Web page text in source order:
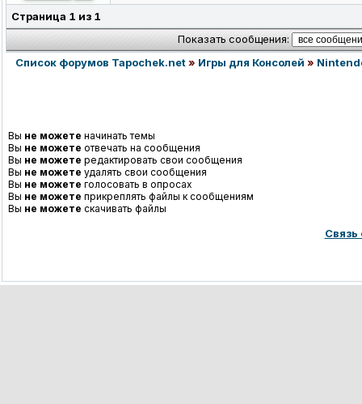
Страница 1 из 1
Показать сообщения:
Список форумов Tapochek.net» Игры для Консолей »
Вы не можете начинать темы
Вы не можете отвечать на сообщения
Вы не можете редактировать свои сообщения
Вы не можете удалять свои сообщения
Вы не можете голосовать в опросах
Вы не можете прикреплять файлы к сообщениям
Вы не можете скачивать файлы